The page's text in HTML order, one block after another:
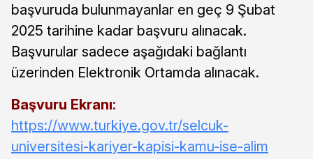
başvuruda bulunmayanlar en geç 9 Şubat
2025 tarihine kadar başvuru alınacak.
Başvurular sadece aşağıdaki bağlantı
üzerinden Elektronik Ortamda alınacak.
Başvuru Ekranı:
https://www.turkiye.gov.tr/selcuk-
universitesi-kariyer-kapisi-kamu-ise-alim